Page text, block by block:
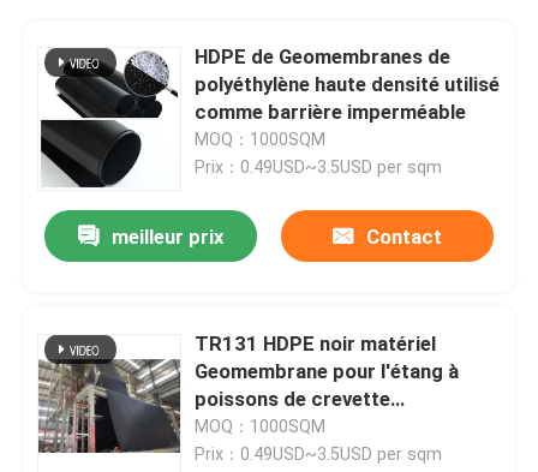
HDPE de Geomembranes de
polyéthylène haute densité utilisé
comme barrière imperméable
MOQ：1000SQM
Prix：0.49USD~3.5USD per sqm
meilleur prix Contact
TR131 HDPE noir matériel
Geomembrane pour l'étang à
poissons de crevette
d'aquiculture de barrage
MOQ：1000SQM
Prix：0.49USD~3.5USD per sqm